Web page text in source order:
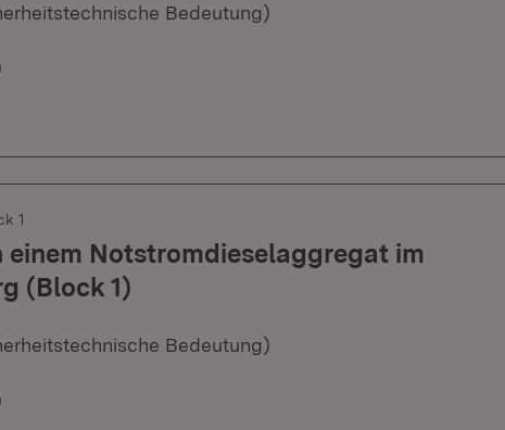
Bedeutung)
1
einem Notstromdieselaggregat im
(Block 1)
Bedeutung)